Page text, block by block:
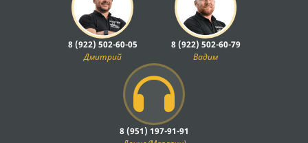
8 (922) 502-60-05
Дмитрий
8 (922) 502-60-79
Вадим
8 (951) 197-91-91